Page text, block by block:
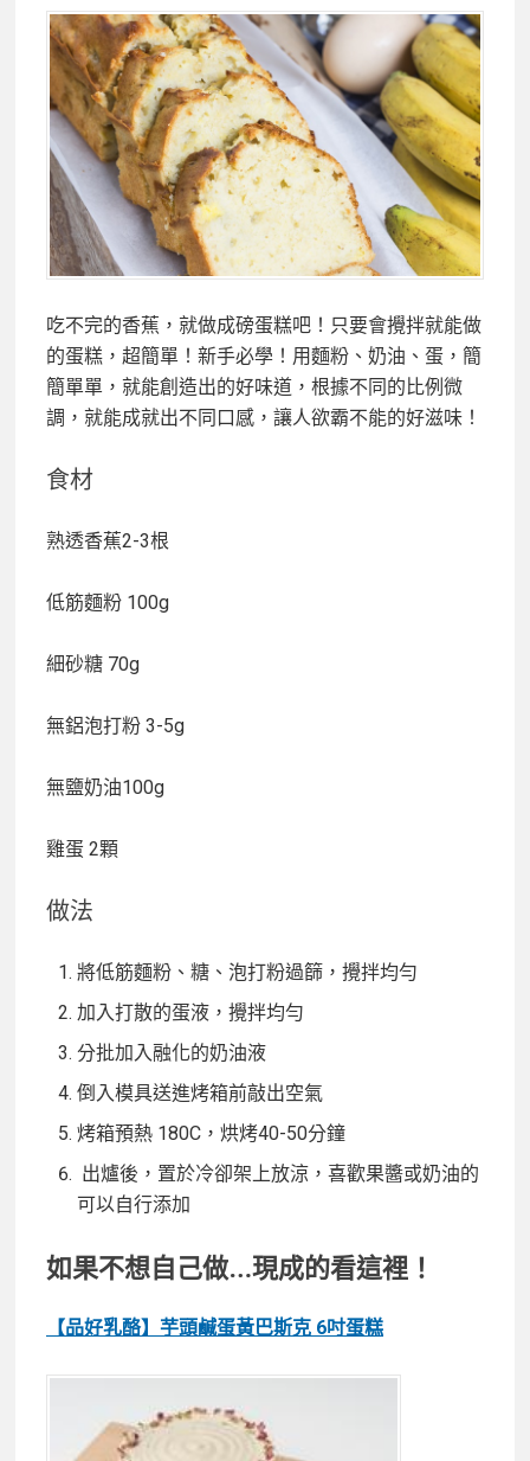
吃不完的香蕉，就做成磅蛋糕吧！只要會攪拌就能做
的蛋糕，超簡單！新手必學！用麵粉、奶油、蛋，簡
簡單單，就能創造出的好味道，根據不同的比例微
調，就能成就出不同口感，讓人欲霸不能的好滋味！
食材
熟透香蕉2-3根
低筋麵粉 100g
細砂糖 70g
無鋁泡打粉 3-5g
無鹽奶油100g
雞蛋 2顆
做法
將低筋麵粉、糖、泡打粉過篩，攪拌均勻
加入打散的蛋液，攪拌均勻
分批加入融化的奶油液
倒入模具送進烤箱前敲出空氣
烤箱預熱 180C，烘烤40-50分鐘
出爐後，置於冷卻架上放涼，喜歡果醬或奶油的
可以自行添加
如果不想自己做…現成的看這裡！
【品好乳酪】芋頭鹹蛋黃巴斯克 6吋蛋糕